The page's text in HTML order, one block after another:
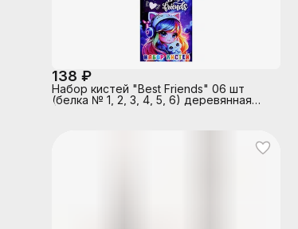
138 ₽
Набор кистей "Best Friends" 06 шт
(белка № 1, 2, 3, 4, 5, 6) деревянная